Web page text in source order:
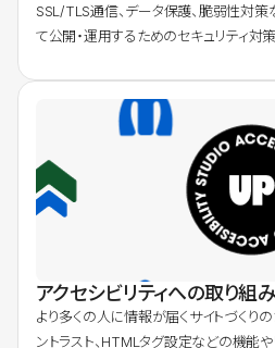
SSL/TLS通信、データ保護、脆弱性対策
て公開・運用するためのセキュリティ対
アクセシビリティへの取り組み
より多くの人に情報が届くサイトづくりの
ントラスト、HTMLタグ設定などの機能